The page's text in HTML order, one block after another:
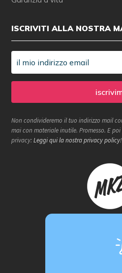
ISCRIVITI ALLA NOSTRA
Non condivideremo il tuo indirizzo mail
mai con materiale inutile. Promesso. E
privacy:Leggi qui la nostra privacy policy!
proActiva /
Sede